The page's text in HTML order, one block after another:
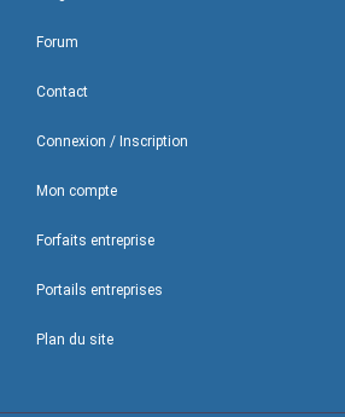
Forum
Contact
Connexion / Inscription
Mon compte
Forfaits entreprise
Portails entreprises
Plan du site